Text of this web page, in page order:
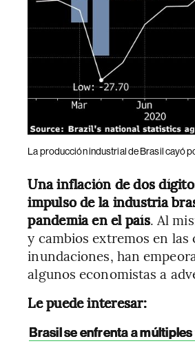
La producción industrial de Brasil cayó
Una inflación de dos
impulso de la industria
pandemia en el país. Al
y cambios extremos en las
inundaciones, han
algunos economistas a
Le puede interesar:
Brasil se enfrenta a